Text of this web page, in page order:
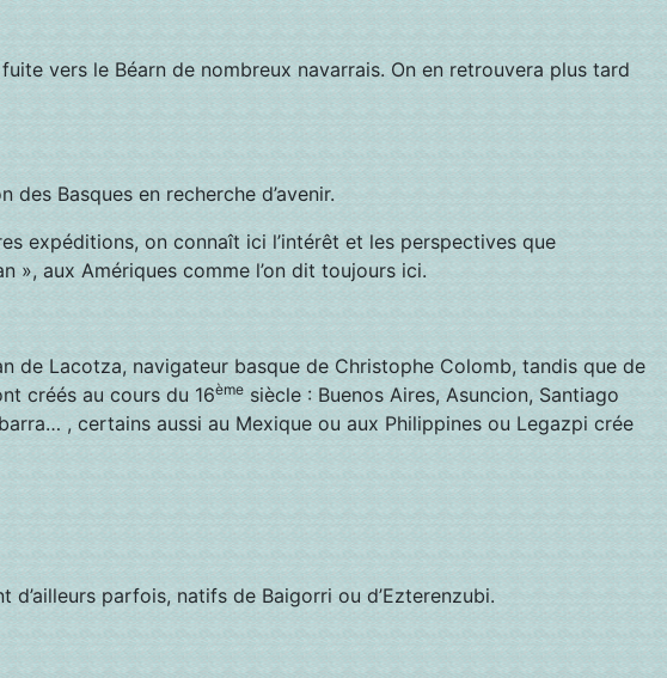
vers le Béarn de nombreux navarrais. On en retrouvera plus tard
Basques en recherche d’avenir.
expéditions, on connaît ici l’intérêt et les perspectives que
», aux Amériques comme l’on dit toujours ici.
de Lacotza, navigateur basque de Christophe Colomb, tandis que de
créés au cours du 16èmesiècle : Buenos Aires, Asuncion, Santiago
, certains aussi au Mexique ou aux Philippines ou Legazpi crée
parfois, natifs de Baigorri ou d’Ezterenzubi.